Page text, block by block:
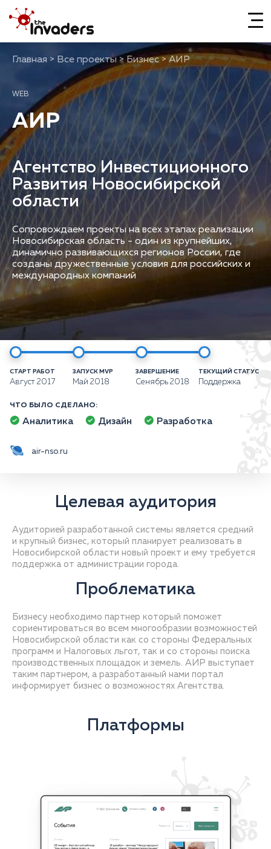
Главная Все проекты Бизнес АИР
WEB
АИР
Агентство Инвестиционного
Развития Новосибирской
Сопровождаем проекты на всех этапах реализации
Новосибирская область - один из крупнейших,
динамично развивающихся регионов России, где
созданы дружественные условия для российских и
международных компаний
СТАРТ РАБОТ
Август 2017
ЗАПУСК MVP
Май 2018
ЗАВЕРШЕНИЕ
Сенябрь 2018
ТЕКУЩИЙ СТАТУС
Поддержка
air-nso.ru
ЧТО БЫЛО СДЕЛАНО:
Аналитика Дизайн Разработка
Целевая аудитория
Аудиторией разработанной системы является средний
и крупный бизнес, который планирует реализовать в
Новосибирской области новый проект и ему требуется
Проблематика
Бизнесу необходимо партнер который поможет
сориентироваться во всем многообразии возможностей
Новосибирской области как со стороны Федеральных
программ и Налоговых льгот, так и со стороны поиска
производственных площадок и земель. АИР выступает
таким партнером, а разработанный нами портал
Платформы